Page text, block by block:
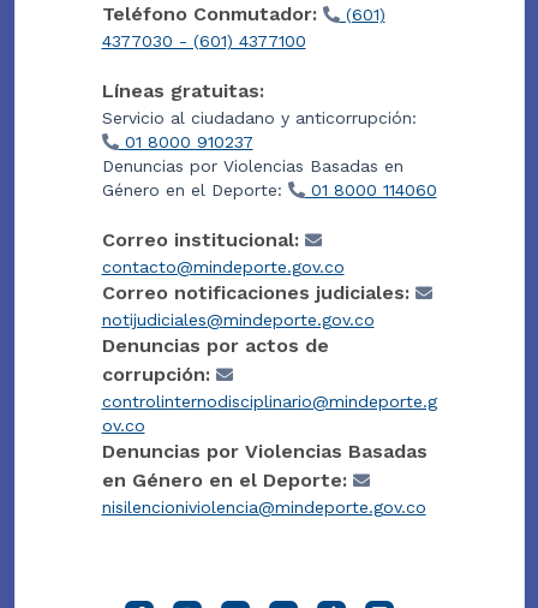
Teléfono Conmutador:
(601)
4377030 - (601) 4377100
Líneas gratuitas:
Servicio al ciudadano y anticorrupción:
01 8000 910237
Denuncias por Violencias Basadas en
Género en el Deporte:
01 8000 114060
Correo institucional:
contacto@mindeporte.gov.co
Correo notificaciones judiciales:
notijudiciales@mindeporte.gov.co
Denuncias por actos de
corrupción:
controlinternodisciplinario@mindeporte.g
ov.co
Denuncias por Violencias Basadas
en Género en el Deporte:
nisilencioniviolencia@mindeporte.gov.co